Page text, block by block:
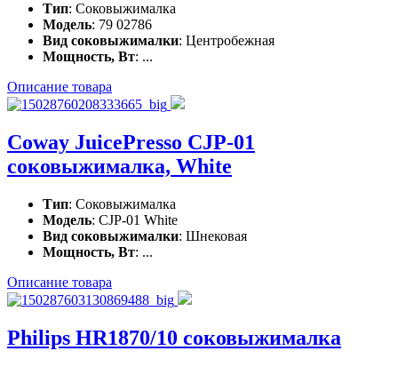
Тип: Соковыжималка
Модель: 79 02786
Вид соковыжималки: Центробежная
Мощность, Вт: ...
Описание товара
Coway JuicePresso CJP-01
соковыжималка, White
Тип: Соковыжималка
Модель: CJP-01 White
Вид соковыжималки: Шнековая
Мощность, Вт: ...
Описание товара
Philips HR1870/10 соковыжималка